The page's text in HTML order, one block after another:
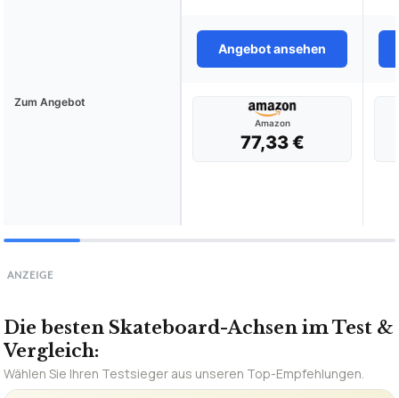
Angebot ansehen
Zum Angebot
Amazon
77,33 €
ANZEIGE